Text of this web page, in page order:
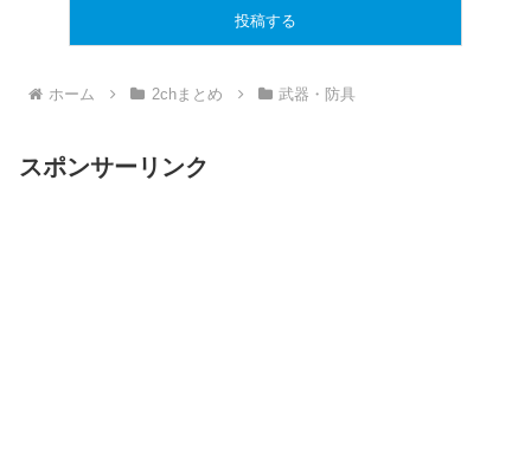
ホーム 2chまとめ 武器・防具
スポンサーリンク